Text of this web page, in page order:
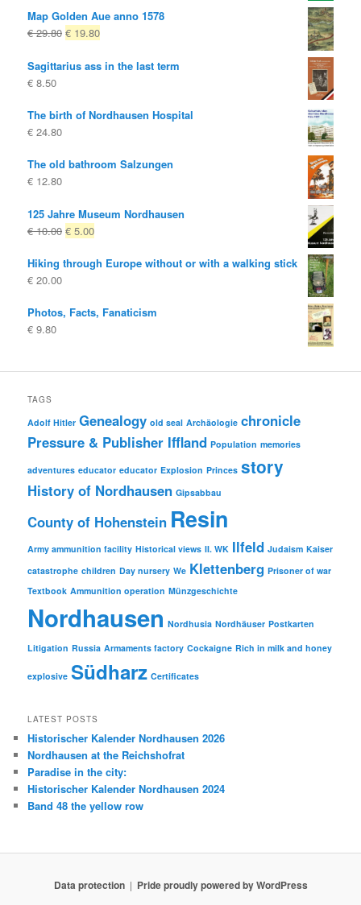
Map Golden Aue anno 1578
€29.80 Original
was:
€ 19.80Current
is:
Sagittarius ass in the last term
€ 8.50
The birth of Nordhausen Hospital
€ 24.80
The old bathroom Salzungen
€ 12.80
125 Jahre Museum Nordhausen
€10.00 Original
was:
€ 5.00Current
is:
Hiking through Europe without or with a walking stick
€ 20.00
Photos, Facts, Fanaticism
€ 9.80
TAGS
Adolf Hitler Genealogy old seal Archäologie chronicle
Pressure & Publisher Iffland Population memories
adventures educator educator Explosion Princes story
History of Nordhausen Gipsabbau
County of Hohenstein Resin
Army ammunition facility Historical views II. WK Ilfeld Judaism Kaiser
catastrophe children Day nursery We Klettenberg Prisoner of war
Textbook Ammunition operation Münzgeschichte
Nordhausen Nordhusia Nordhäuser Postkarten
Litigation Russia Armaments factory Cockaigne Rich in milk and honey
explosive Südharz Certificates
LATEST POSTS
Historischer Kalender Nordhausen 2026
Nordhausen at the Reichshofrat
Paradise in the city:
Historischer Kalender Nordhausen 2024
Band 48 the yellow row
Data protection Pride proudly powered by WordPress